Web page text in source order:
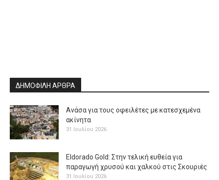
ΔΗΜΟΦΙΛΗ ΑΡΘΡΑ
Ανάσα για τους οφειλέτες με κατεσχεμένα
ακίνητα
31 Ιουλίου 2026
Eldorado Gold: Στην τελική ευθεία για
παραγωγή χρυσού και χαλκού στις Σκουριές
31 Ιουλίου 2026